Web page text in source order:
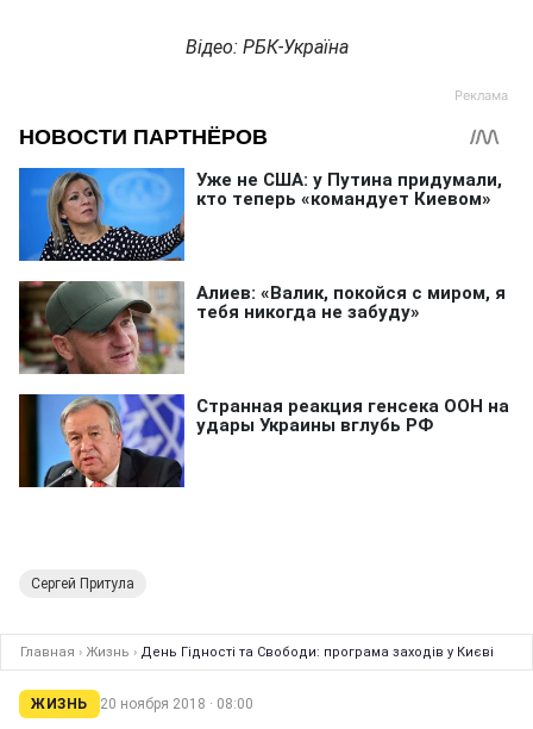
Відео: РБК-Україна
Сергей Притула
Главная › Жизнь › День Гідності та Свободи: програма заходів у Києві
ЖИЗНЬ 20 ноября 2018 · 08:00